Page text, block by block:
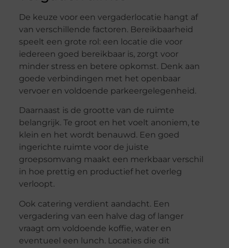
De keuze voor een vergaderlocatie hangt af
van verschillende factoren. Bereikbaarheid
speelt een grote rol: een locatie die voor
iedereen goed bereikbaar is, zorgt voor
minder stress en betere opkomst. Denk aan
goede verbindingen met het openbaar
vervoer en voldoende parkeergelegenheid.
Daarnaast is de grootte van de ruimte
belangrijk. Te groot en het voelt anoniem, te
klein en het wordt benauwd. Een goed
ingerichte ruimte voor de juiste
groepsomvang maakt een merkbaar verschil
in hoe prettig en productief het overleg
verloopt.
Ook catering verdient aandacht. Een
vergadering van een halve dag of langer
vraagt om voldoende koffie, water en
eventueel een lunch. Locaties die dit